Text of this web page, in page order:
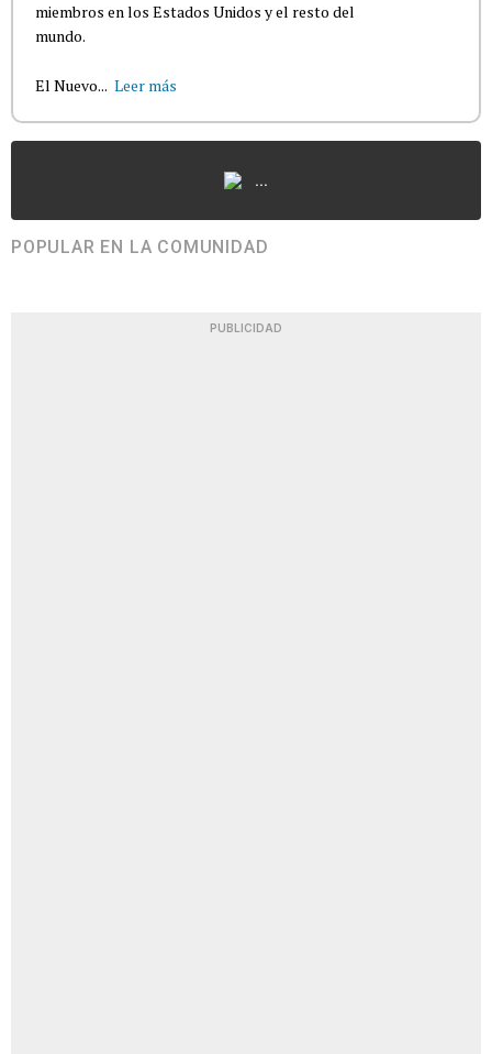
miembros en los Estados Unidos y el resto del
mundo.
El Nuevo... Leer más
...
POPULAR EN LA COMUNIDAD
PUBLICIDAD